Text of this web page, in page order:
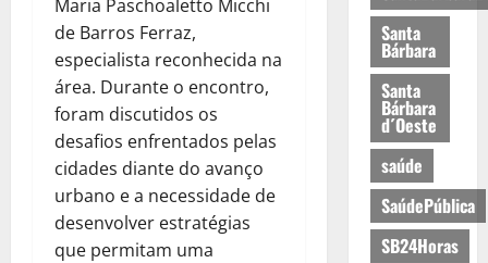
Maria Paschoaletto Micchi
de Barros Ferraz,
especialista reconhecida na
área. Durante o encontro,
foram discutidos os
desafios enfrentados pelas
cidades diante do avanço
urbano e a necessidade de
desenvolver estratégias
que permitam uma
Santa
Bárbara
Santa
Bárbara
d´Oeste
saúde
SaúdePública
SB24Horas